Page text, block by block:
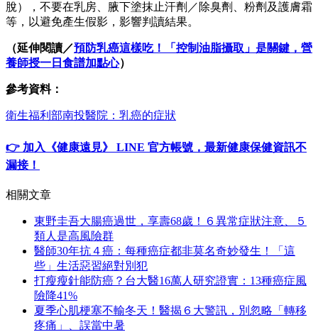
脫），不要在乳房、腋下塗抹止汗劑／除臭劑、粉劑及護膚霜
等，以避免產生假影，影響判讀結果。
（延伸閱讀／預防乳癌這樣吃！「控制油脂攝取」是關鍵，營
養師授一日食譜加點心）
參考資料：
衛生福利部南投醫院：乳癌的症狀
👉 加入《健康遠見》 LINE 官方帳號，最新健康保健資訊不
漏接！
相關文章
東野圭吾大腸癌過世，享壽68歲！６異常症狀注意、５
類人是高風險群
醫師30年抗４癌：每種癌症都非莫名奇妙發生！「這
些」生活惡習絕對別犯
打瘦瘦針能防癌？台大醫16萬人研究證實：13種癌症風
險降41%
夏季心肌梗塞不輸冬天！醫揭６大警訊，別忽略「轉移
疼痛」、誤當中暑